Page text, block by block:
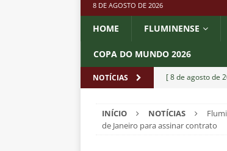
8 DE AGOSTO DE 2026
HOME FLUMINENSE
COPA DO MUNDO 2026
NOTÍCIAS [ 8 de agosto de
[ 8 de agosto de
INÍCIO NOTÍCIAS
de Janeiro para assinar contrato